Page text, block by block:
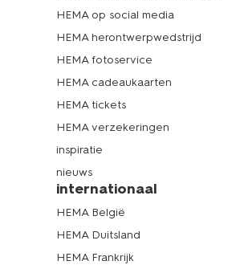
HEMA op social media
HEMA herontwerpwedstrijd
HEMA fotoservice
HEMA cadeaukaarten
HEMA tickets
HEMA verzekeringen
inspiratie
nieuws
internationaal
HEMA België
HEMA Duitsland
HEMA Frankrijk